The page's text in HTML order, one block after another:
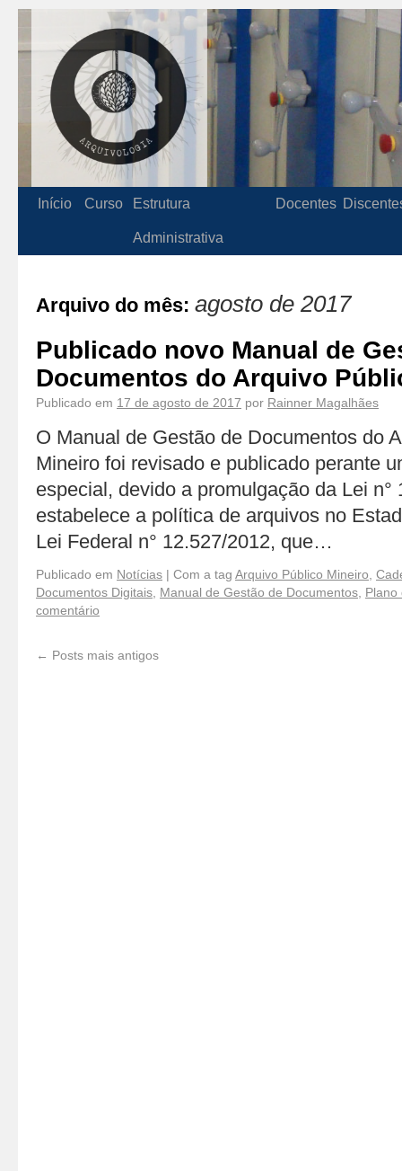
Início Curso Estrutura
Administrativa
Docentes
Arquivo do mês: agosto de 2017
Publicado novo Manual de
Documentos do Arquivo
Publicado em 17 de agosto de 2017 por Rainner Magalhães
O Manual de Gestão de Documentos do
Mineiro foi revisado e publicado perante
especial, devido a promulgação da Lei n°
estabelece a política de arquivos no
Lei Federal n° 12.527/2012, que…
Publicado em Notícias | Com a tag Arquivo Público Mineiro
Documentos Digitais Manual de Gestão de Documentos Plano
comentário
← Posts mais antigos